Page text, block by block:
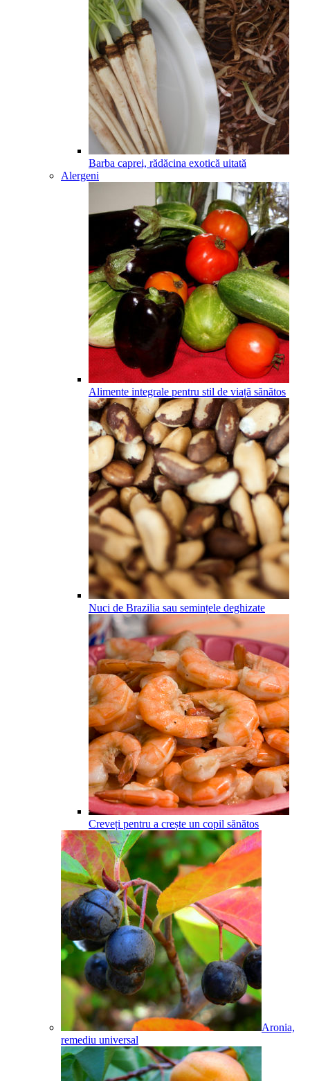
Barba caprei, rădăcina exotică uitată
Alergeni
Alimente integrale pentru stil de viață sănătos
Nuci de Brazilia sau semințele deghizate
Creveți pentru a crește un copil sănătos
Aronia,
remediu universal